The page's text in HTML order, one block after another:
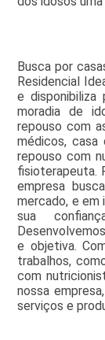
Busca por
Residencial
e
moradia de
repouso com
médicos,
repouso com
fisioterapeuta.
empresa
mercado, e em
sua
e objetiva.
trabalhos,
com
nossa
serviços e